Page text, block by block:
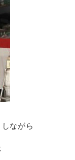
ながら